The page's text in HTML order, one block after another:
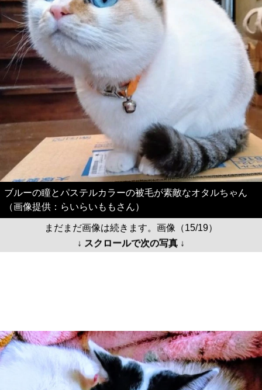
ブルーの瞳とパステルカラーの被毛が素敵なオタルちゃん
（画像提供：らいらいももさん）
まだまだ画像は続きます。画像（15/19）
↓ スクロールで次の写真 ↓